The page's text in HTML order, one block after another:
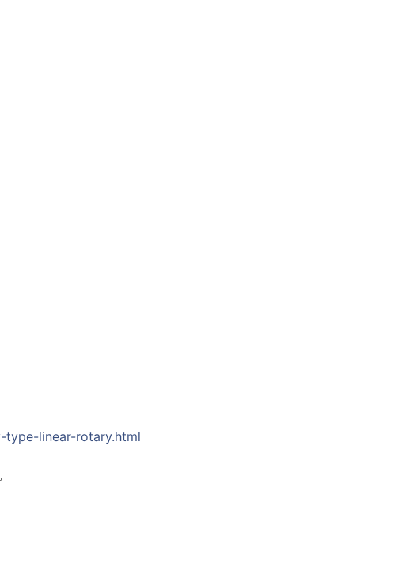
linear-rotary.html